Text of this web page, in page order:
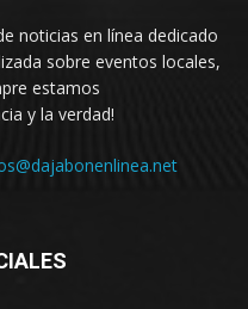
noticias en línea dedicado
sobre eventos locales,
estamos
y la verdad!